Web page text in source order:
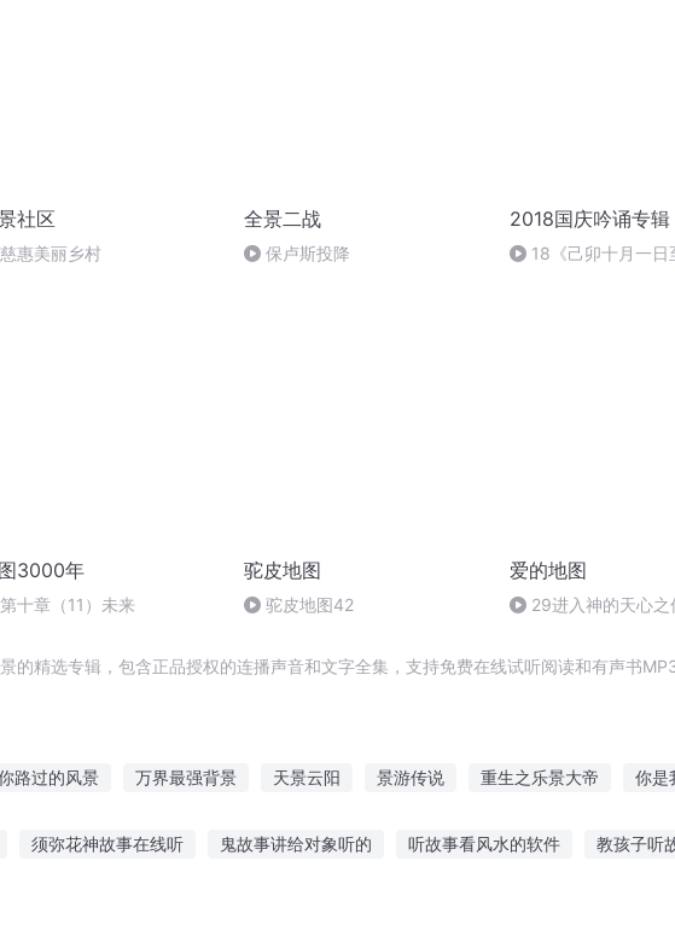
社区
慈惠美丽乡村
全景二战
保卢斯投降
2018国庆吟诵专辑
18《己卯十月一日
3000年
第十章（11）未来
驼皮地图
驼皮地图42
爱的地图
29进入神的天心之
的精选专辑，包含正品授权的连播声音和文字全集，支持免费在线试听阅读和有声书MP3
路过的风景 万界最强背景 天景云阳 景游传说 重生之乐景大帝 你是
须弥花神故事在线听 鬼故事讲给对象听的 听故事看风水的软件 教孩子听